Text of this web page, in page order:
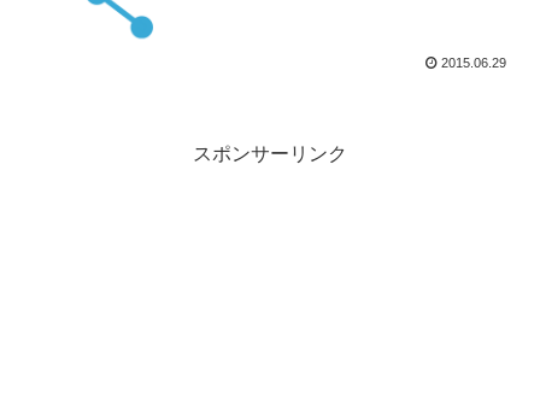
2015.06.29
スポンサーリンク